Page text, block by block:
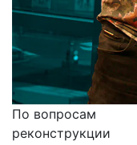
По вопросам
реконструкции